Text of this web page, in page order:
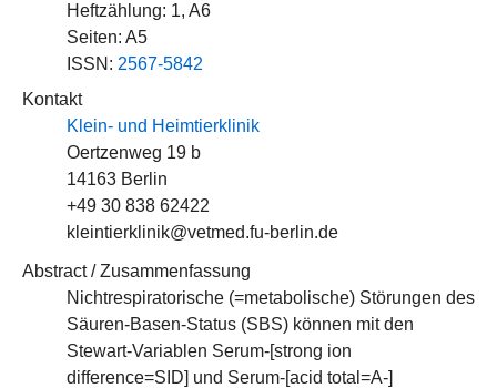
Heftzählung: 1, A6
Seiten: A5
ISSN: 2567-5842
Kontakt
Klein- und Heimtierklinik
Oertzenweg 19 b
14163 Berlin
+49 30 838 62422
kleintierklinik@vetmed.fu-berlin.de
Abstract / Zusammenfassung
Nichtrespiratorische (=metabolische) Störungen des
Säuren-Basen-Status (SBS) können mit den
Stewart-Variablen Serum-[strong ion
difference=SID] und Serum-[acid total=A-]